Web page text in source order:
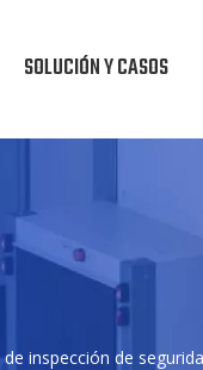
SOLUCIÓN Y CASOS
de inspección de